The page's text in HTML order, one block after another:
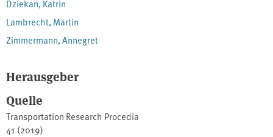
Dziekan, Katrin
Lambrecht, Martin
Zimmermann, Annegret
Herausgeber
Quelle
Transportation Research Procedia
41 (2019)